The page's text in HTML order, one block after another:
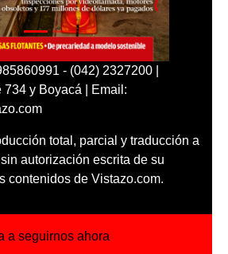
- (042) 2327200 |
734 y Boyacá | Email:
total, parcial y traducción a
autorización escrita de su
contenidos de Vistazo.com.
a seguirnos ahora